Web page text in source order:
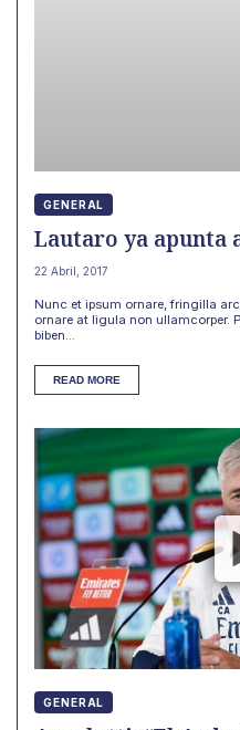
GENERAL
Lautaro ya apunta
22 Abril, 2017
Nunc et ipsum ornare, fringilla
ornare at ligula non ullamcorper.
biben...
READ MORE
GENERAL